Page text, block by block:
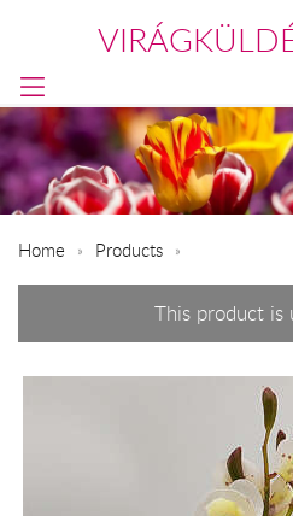
Home Products
This product is